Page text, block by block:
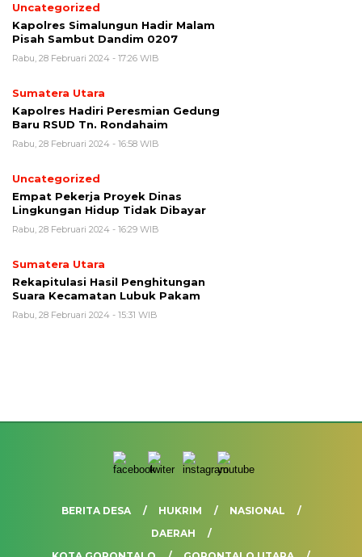
Uncategorized
Kapolres Simalungun Hadir Malam
Pisah Sambut Dandim 0207
Rabu, 28 Februari 2024 - 17:26 WIB
Sumatera Utara
Kapolres Hadiri Peresmian Gedung
Baru RSUD Tn. Rondahaim
Rabu, 28 Februari 2024 - 16:58 WIB
Uncategorized
Empat Pekerja Proyek Dinas
Lingkungan Hidup Tidak Dibayar
Rabu, 28 Februari 2024 - 16:29 WIB
Sumatera Utara
Rekapitulasi Hasil Penghitungan
Suara Kecamatan Lubuk Pakam
Rabu, 28 Februari 2024 - 15:31 WIB
BERITA DESA HUKRIM
NASIONAL
DAERAH